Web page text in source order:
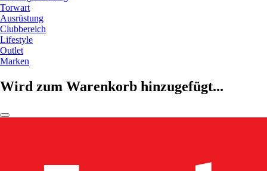
Torwart
Ausrüstung
Clubbereich
Lifestyle
Outlet
Marken
Wird zum Warenkorb hinzugefügt...